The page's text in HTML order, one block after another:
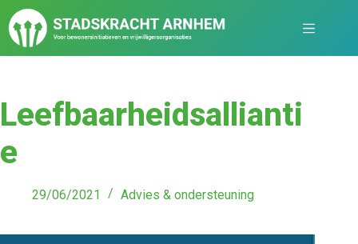
Leefbaarheidsallianti
e
29/06/2021 Advies & ondersteuning